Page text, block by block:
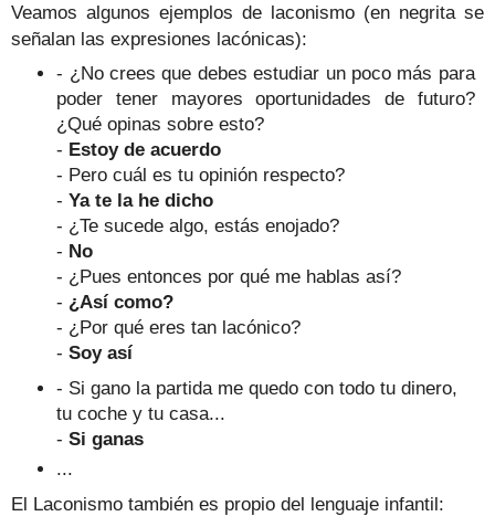
Veamos algunos ejemplos de laconismo (en negrita se
señalan las expresiones lacónicas):
- ¿No crees que debes estudiar un poco más para
poder tener mayores oportunidades de futuro?
¿Qué opinas sobre esto?
- Estoy de acuerdo
- Pero cuál es tu opinión respecto?
- Ya te la he dicho
- ¿Te sucede algo, estás enojado?
- No
- ¿Pues entonces por qué me hablas así?
- ¿Así como?
- ¿Por qué eres tan lacónico?
-Soy así
- Si gano la partida me quedo con todo tu dinero,
tu coche y tu casa...
-Si ganas
...
El Laconismo también es propio del lenguaje infantil: